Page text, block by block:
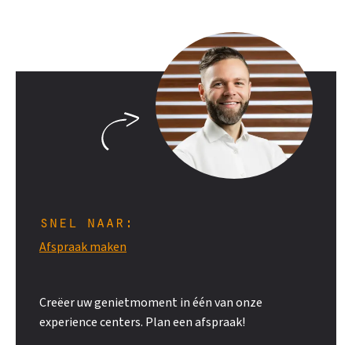
snel naar:
Afspraak maken
Creëer uw genietmoment in één van onze
experience centers. Plan een afspraak!